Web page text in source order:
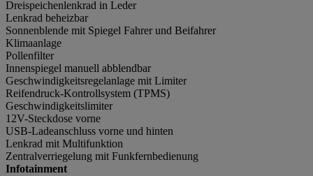
Dreispeichenlenkrad in Leder
Lenkrad beheizbar
Sonnenblende mit Spiegel Fahrer und Beifahrer
Klimaanlage
Pollenfilter
Innenspiegel manuell abblendbar
Geschwindigkeitsregelanlage mit Limiter
Reifendruck-Kontrollsystem (TPMS)
Geschwindigkeitslimiter
12V-Steckdose vorne
USB-Ladeanschluss vorne und hinten
Lenkrad mit Multifunktion
Zentralverriegelung mit Funkfernbedienung
Infotainment